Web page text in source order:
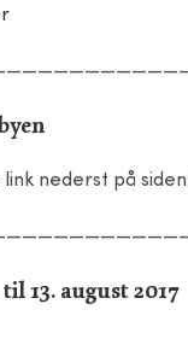
nederst på
13. august 2017